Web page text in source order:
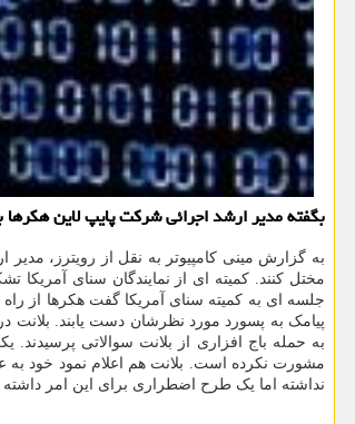
بگفته مدیر ارشد اجرائی شرکت پایپ لاین
به گزارش مینی کامپیوتر به نقل از رویترز،
مختل کنند. کمیته ای از نمایندگان سنای آمریکا
پیامک به پسورد مورد نظرشان دست یابند. بلانت
به حمله باج افزاری از بلانت سوالاتی پرسیدند.
مشورت نکرده است. بلانت هم اعلام نمود خود به
نداشته اما یک طرح اضطراری برای این امر